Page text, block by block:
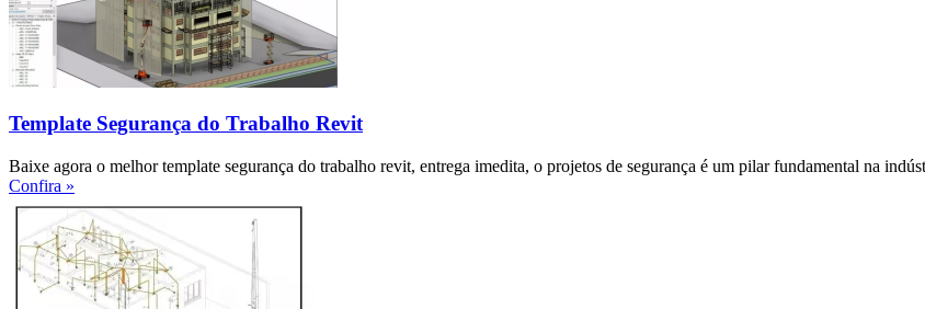
Template Segurança do Trabalho Revit
Baixe agora o melhor template segurança do trabalho revit, entrega imedita, o projetos de segurança é um pilar fundamental na
Confira »